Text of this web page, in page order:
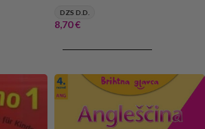
DZS D.D.
8,70€